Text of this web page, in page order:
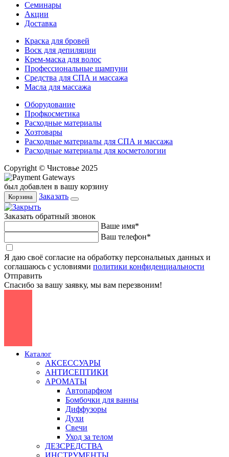
Семинары
Акции
Доставка
Краска для бровей
Воск для депиляции
Крем-маска для волос
Профессиональные шампуни
Средства для СПА и массажа
Масла для массажа
Оборудование
Профкосметика
Расходные материалы
Хозтовары
Расходные материалы для СПА и массажа
Расходные материалы для косметологии
Copyright © Чистовье 2025
был добавлен в вашу корзину
Корзина Заказать
Заказать обратный звонок
Ваше имя*
Ваш телефон*
Я даю своё согласие на обработку персональных данных и
соглашаюсь с условиями политики конфиденциальности
Отправить
Спасибо за вашу заявку, мы вам перезвоним!
Каталог
АКСЕССУАРЫ
АНТИСЕПТИКИ
АРОМАТЫ
Автопарфюм
Бомбочки для ванны
Диффузоры
Духи
Свечи
Уход за телом
ДЕЗСРЕДСТВА
ИНСТРУМЕНТЫ